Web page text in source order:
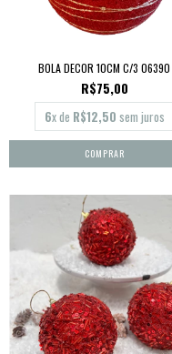
BOLA DECOR 10CM C/3 06390
R$75,00
6x de R$12,50 sem juros